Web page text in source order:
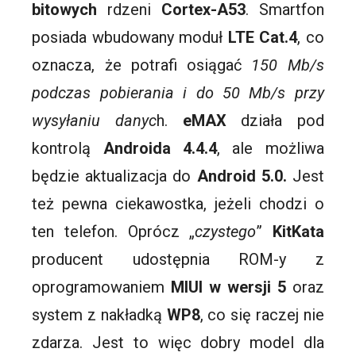
bitowych rdzeni Cortex-A53. Smartfon
posiada wbudowany moduł LTECat.4, co
oznacza, że potrafi osiągać 150 Mb/s
podczas pobierania i do 50Mb/s przy
wysyłaniu danych. eMAXdziała pod
kontrolą Androida 4.4.4, ale możliwa
będzie aktualizacja do Android 5.0. Jest
też pewna ciekawostka, jeżeli chodzi o
ten telefon. Oprócz „czystego” KitKata
producent udostępnia ROM-y z
oprogramowaniem MIUI w wersji 5oraz
system z nakładką WP8, co się raczej nie
zdarza. Jest to więc dobry model dla